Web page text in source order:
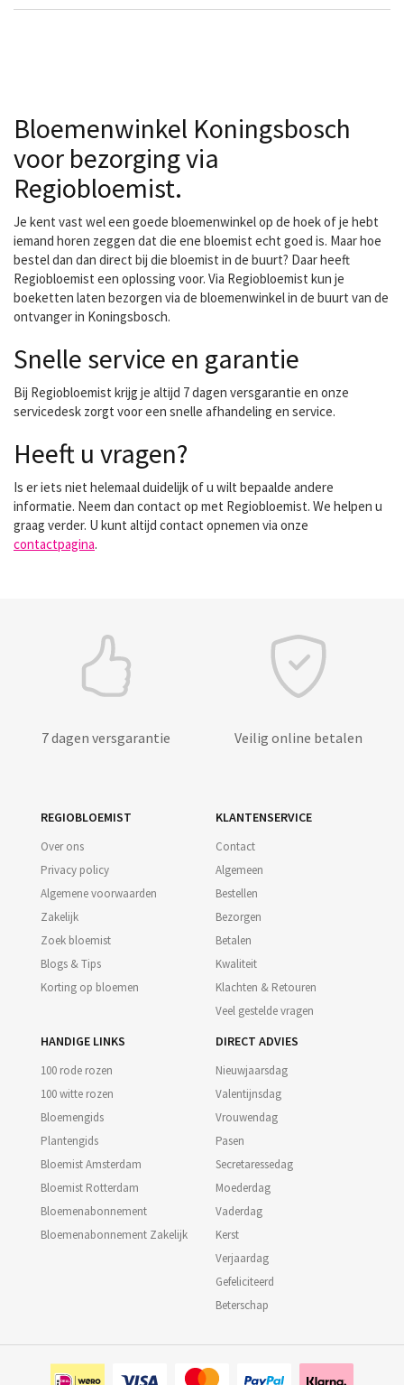
Bloemenwinkel Koningsbosch
voor bezorging via
Regiobloemist.
Je kent vast wel een goede bloemenwinkel op de hoek of je hebt
iemand horen zeggen dat die ene bloemist echt goed is. Maar hoe
bestel dan dan direct bij die bloemist in de buurt? Daar heeft
Regiobloemist een oplossing voor. Via Regiobloemist kun je
boeketten laten bezorgen via de bloemenwinkel in de buurt van de
ontvanger in Koningsbosch.
Snelle service en garantie
Bij Regiobloemist krijg je altijd 7 dagen versgarantie en onze
servicedesk zorgt voor een snelle afhandeling en service.
Heeft u vragen?
Is er iets niet helemaal duidelijk of u wilt bepaalde andere
informatie. Neem dan contact op met Regiobloemist. We helpen u
graag verder. U kunt altijd contact opnemen via onze
contactpagina.
7 dagen versgarantie Veilig online betalen
REGIOBLOEMIST
Over ons
Privacy policy
Algemene voorwaarden
Zakelijk
Zoek bloemist
Blogs & Tips
Korting op bloemen
KLANTENSERVICE
Contact
Algemeen
Bestellen
Bezorgen
Betalen
Kwaliteit
Klachten & Retouren
Veel gestelde vragen
HANDIGE LINKS
100 rode rozen
100 witte rozen
Bloemengids
Plantengids
Bloemist Amsterdam
Bloemist Rotterdam
Bloemenabonnement
Bloemenabonnement Zakelijk
DIRECT ADVIES
Nieuwjaarsdag
Valentijnsdag
Vrouwendag
Pasen
Secretaressedag
Moederdag
Vaderdag
Kerst
Verjaardag
Gefeliciteerd
Beterschap